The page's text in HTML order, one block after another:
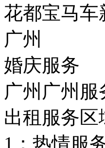
花都宝马
广州
婚庆服务
广州广州
出租服务区
1：热情服